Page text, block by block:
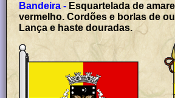
Bandeira - Esquartelada de
vermelho. Cordões e borlas de
Lança e haste douradas.